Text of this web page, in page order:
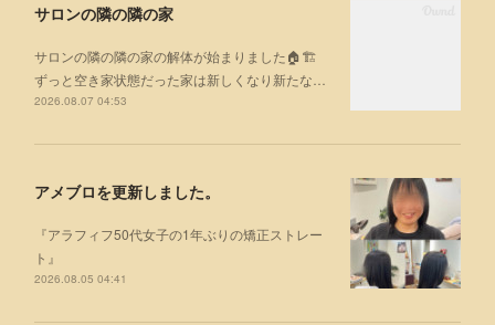
サロンの隣の隣の家
サロンの隣の隣の家の解体が始まりました🏠🏗
ずっと空き家状態だった家は新しくなり新たな…
2026.08.07 04:53
アメブロを更新しました。
『アラフィフ50代女子の1年ぶりの矯正ストレー
ト』
2026.08.05 04:41